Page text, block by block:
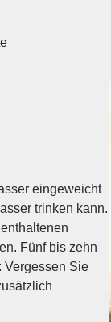
eingeweicht
trinken kann.
Fünf bis zehn
Vergessen Sie